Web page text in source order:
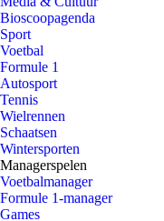
Bioscoopagenda
Sport
Voetbal
Formule 1
Autosport
Tennis
Wielrennen
Schaatsen
Wintersporten
Managerspelen
Voetbalmanager
Formule 1-manager
Games